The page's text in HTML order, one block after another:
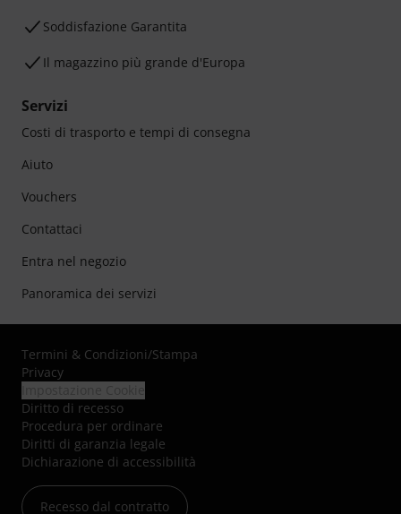
Soddisfazione Garantita
Il magazzino più grande d'Europa
Servizi
Costi di trasporto e tempi di consegna
Aiuto
Vouchers
Contattaci
Entra nel negozio
Panoramica dei servizi
Termini & Condizioni/Stampa
Privacy
Diritto di recesso
Procedura per ordinare
Diritti di garanzia legale
Dichiarazione di accessibilità
Recesso dal contratto